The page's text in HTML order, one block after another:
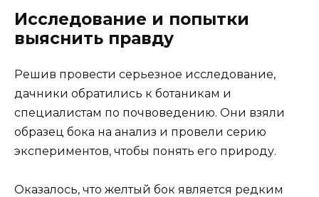
Исследование и попытки
выяснить правду
Решив провести серьезное исследование,
дачники обратились к ботаникам и
специалистам по почвоведению. Они взяли
образец бока на анализ и провели серию
экспериментов, чтобы понять его природу.
Оказалось, что желтый бок является редким